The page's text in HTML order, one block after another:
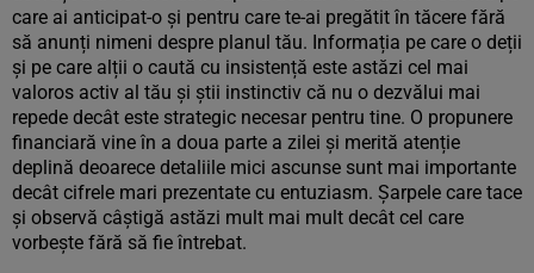
care ai anticipat-o și pentru care te-ai pregătit în tăcere fără
să anunți nimeni despre planul tău. Informația pe care o deții
și pe care alții o caută cu insistență este astăzi cel mai
valoros activ al tău și știi instinctiv că nu o dezvălui mai
repede decât este strategic necesar pentru tine. O propunere
financiară vine în a doua parte a zilei și merită atenție
deplină deoarece detaliile mici ascunse sunt mai importante
decât cifrele mari prezentate cu entuziasm. Șarpele care tace
și observă câștigă astăzi mult mai mult decât cel care
vorbește fără să fie întrebat.